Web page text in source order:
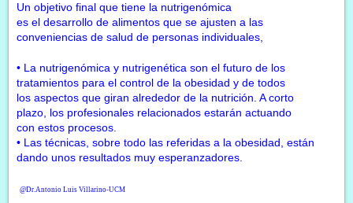
Un objetivo final que tiene la nutrigenómica
es el desarrollo de alimentos que se ajusten a las
conveniencias de salud de personas individuales,
• La nutrigenómica y nutrigenética son el futuro de los
tratamientos para el control de la obesidad y de todos
los aspectos que giran alrededor de la nutrición. A corto
plazo, los profesionales relacionados estarán actuando
con estos procesos.
• Las técnicas, sobre todo las referidas a la obesidad, están
dando unos resultados muy esperanzadores.
@Dr.Antonio Luis Villarino-UCM